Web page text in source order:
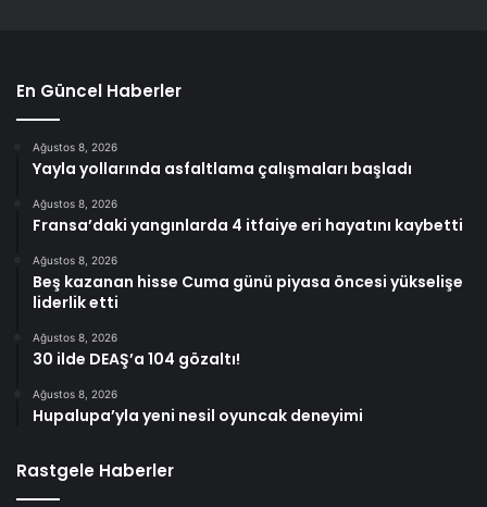
En Güncel Haberler
Ağustos 8, 2026
Yayla yollarında asfaltlama çalışmaları başladı
Ağustos 8, 2026
Fransa’daki yangınlarda 4 itfaiye eri hayatını kaybetti
Ağustos 8, 2026
Beş kazanan hisse Cuma günü piyasa öncesi yükselişe
liderlik etti
Ağustos 8, 2026
30 ilde DEAŞ’a 104 gözaltı!
Ağustos 8, 2026
Hupalupa’yla yeni nesil oyuncak deneyimi
Rastgele Haberler